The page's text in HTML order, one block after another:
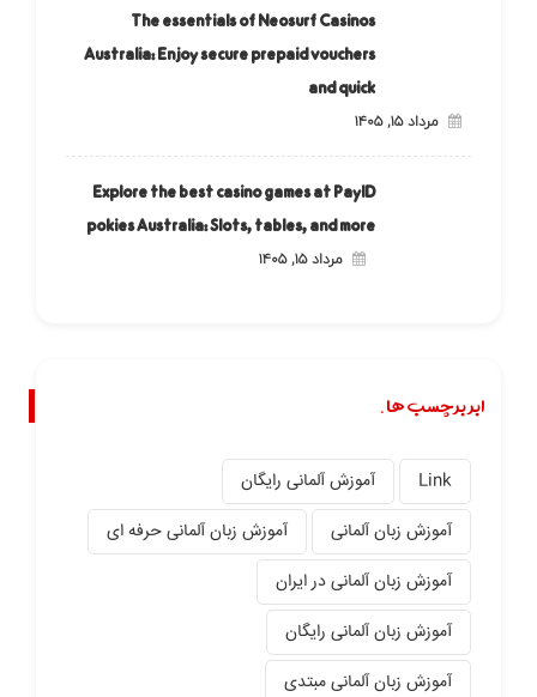
The essentials of Neosurf Casinos
Australia: Enjoy secure prepaid vouchers
and quick
مرداد ۱۵, ۱۴۰۵
Explore the best casino games at PayID
pokies Australia: Slots, tables, and more
مرداد ۱۵, ۱۴۰۵
ابر برچسب ها.
Link
آموزش آلمانی رایگان
آموزش زبان آلمانی
آموزش زبان آلمانی حرفه ای
آموزش زبان آلمانی در ایران
آموزش زبان آلمانی رایگان
آموزش زبان آلمانی مبتدی